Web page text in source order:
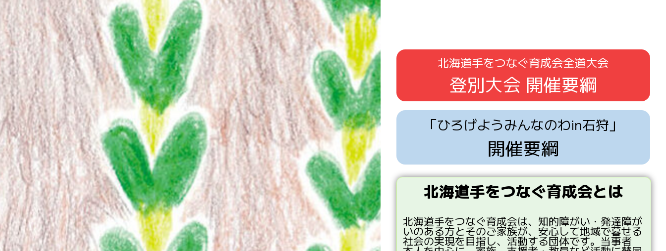
北海道手をつなぐ育成会全道大会
登別大会 開催要綱
「ひろげようみんなのわin石狩」
開催要綱
北海道手をつなぐ育成会とは
北海道手をつなぐ育成会は、 知的障がい・ 発達障が
いのある方とそのご家族が、 安心して地域で暮せる
社会の実現を目指し、活動する団体です。当事者